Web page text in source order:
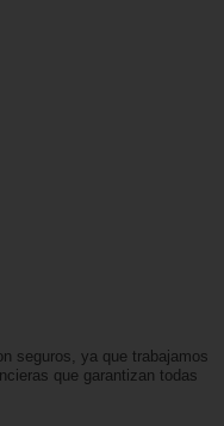
seguros, ya que trabajamos
que garantizan todas